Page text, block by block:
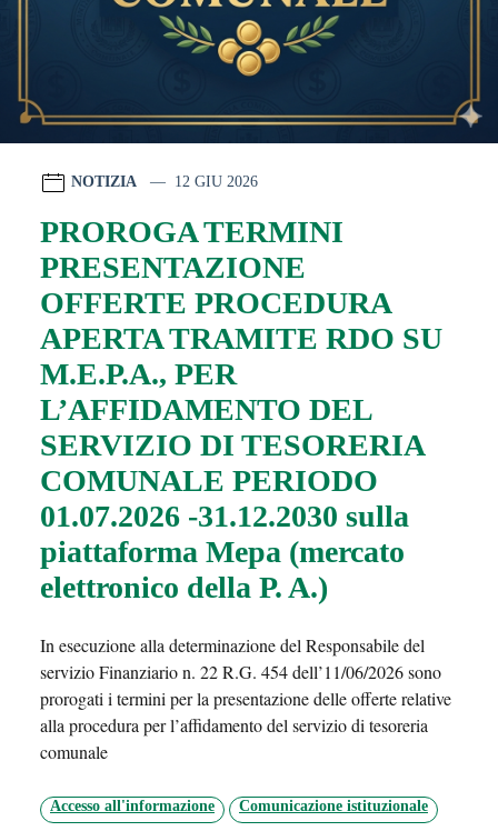
NOTIZIA 12 GIU 2026
PROROGA TERMINI
PRESENTAZIONE
OFFERTE PROCEDURA
APERTA TRAMITE RDO SU
M.E.P.A., PER
L’AFFIDAMENTO DEL
SERVIZIO DI TESORERIA
COMUNALE PERIODO
01.07.2026 -31.12.2030 sulla
piattaforma Mepa (mercato
elettronico della P. A.)
In esecuzione alla determinazione del Responsabile del
servizio Finanziario n. 22 R.G. 454 dell’11/06/2026 sono
prorogati i termini per la presentazione delle offerte relative
alla procedura per l’affidamento del servizio di tesoreria
comunale
Accesso all'informazione Comunicazione istituzionale